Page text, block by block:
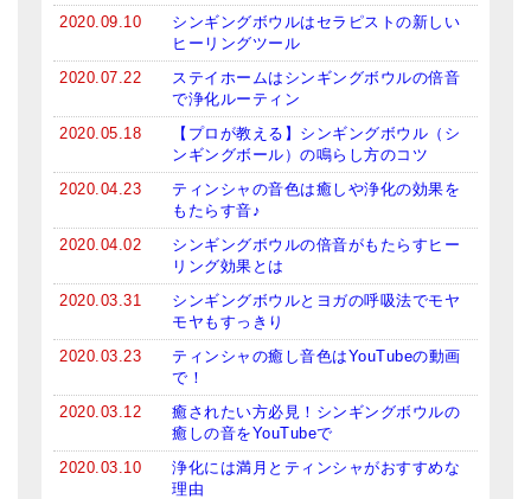
2020.09.10
シンギングボウルはセラピストの新しい
ヒーリングツール
2020.07.22
ステイホームはシンギングボウルの倍音
で浄化ルーティン
2020.05.18
【プロが教える】シンギングボウル（シ
ンギングボール）の鳴らし方のコツ
2020.04.23
ティンシャの音色は癒しや浄化の効果を
もたらす音♪
2020.04.02
シンギングボウルの倍音がもたらすヒー
リング効果とは
2020.03.31
シンギングボウルとヨガの呼吸法でモヤ
モヤもすっきり
2020.03.23
ティンシャの癒し音色はYouTubeの動画
で！
2020.03.12
癒されたい方必見！シンギングボウルの
癒しの音をYouTubeで
2020.03.10
浄化には満月とティンシャがおすすめな
理由